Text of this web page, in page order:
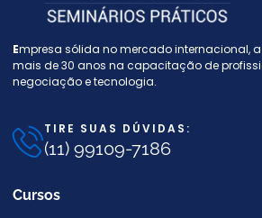
Empresa sólida no mercado internacional, a
mais de 30 anos na capacitação de
negociação e tecnologia.
TIRE SUAS DÚVIDAS:
(11) 99109-7186
Cursos